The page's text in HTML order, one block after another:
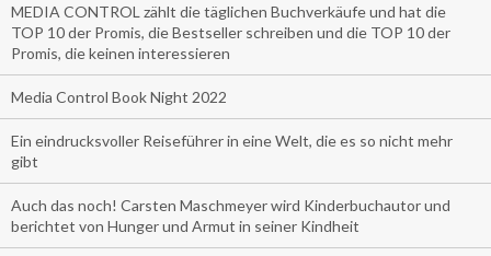
MEDIA CONTROL zählt die täglichen Buchverkäufe und hat die
TOP 10 der Promis, die Bestseller schreiben und die TOP 10 der
Promis, die keinen interessieren
Media Control Book Night 2022
Ein eindrucksvoller Reiseführer in eine Welt, die es so nicht mehr
gibt
Auch das noch! Carsten Maschmeyer wird Kinderbuchautor und
berichtet von Hunger und Armut in seiner Kindheit